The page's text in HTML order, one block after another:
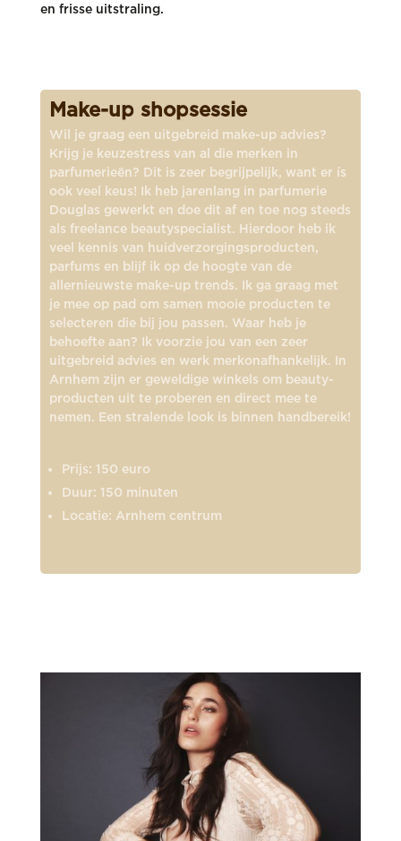
en frisse uitstraling.
Make-up shopsessie
Wil je graag een uitgebreid make-up advies?
Krijg je keuzestress van al die merken in
parfumerieën? Dit is zeer begrijpelijk, want er ís
ook veel keus! Ik heb jarenlang in parfumerie
Douglas gewerkt en doe dit af en toe nog steeds
als freelance beautyspecialist. Hierdoor heb ik
veel kennis van huidverzorgingsproducten,
parfums en blijf ik op de hoogte van de
allernieuwste make-up trends. Ik ga graag met
je mee op pad om samen mooie producten te
selecteren die bij jou passen. Waar heb je
behoefte aan? Ik voorzie jou van een zeer
uitgebreid advies en werk merkonafhankelijk. In
Arnhem zijn er geweldige winkels om beauty-
producten uit te proberen en direct mee te
nemen. Een stralende look is binnen handbereik!
Prijs: 150 euro
Duur: 150 minuten
Locatie: Arnhem centrum